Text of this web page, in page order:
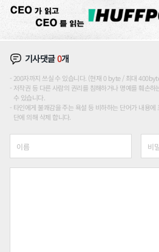
기사댓글0개
200자까지 쓰실 수 있습니다. (현재 0 byte / 최대
저작권 등 다른 사람의 권리를 침해하거나 명예를 훼손
수 있습니다.
타인에게 불쾌감을 주는 욕설 등 비하하는 단어가 내용
단에 의해 삭제 합니다.